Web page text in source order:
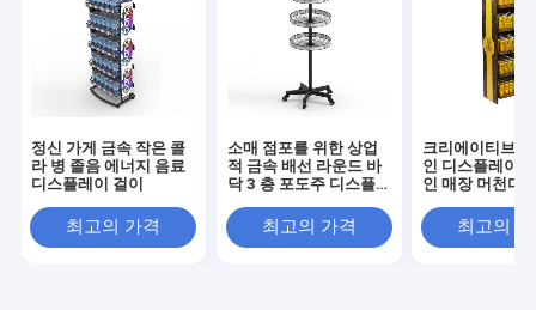
정신 가게 금속 작은 콜
라 병 졸음 에너지 음료
디스플레이 걸이
최고의 가격
소매 점포를 위한 상업
적 금속 배선 라운드 바
닥 3 층 포도주 디스플
최고의 가격
크리에이티브
인 디스플레이
인 매장 머천다
최고의